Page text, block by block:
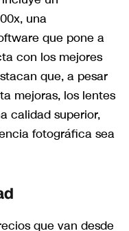
una
que pone a
con los mejores
que, a pesar
mejoras, los lentes
calidad superior,
fotográfica sea
que van desde